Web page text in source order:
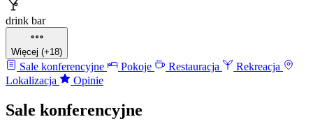
drink bar
Więcej (+18)
Sale konferencyjne Pokoje Restauracja
Rekreacja
Lokalizacja
Opinie
Sale konferencyjne